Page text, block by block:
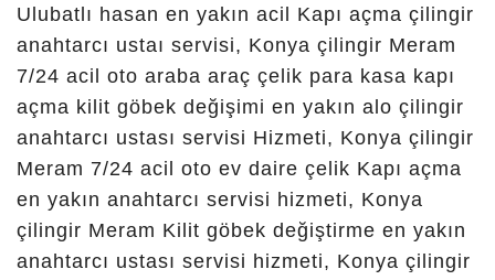
konya
karapınar
çilingir,
konya kulu